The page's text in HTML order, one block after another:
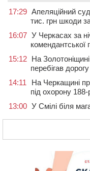
17:29 Апеляційний
тис. грн шкоди
16:07 У Черкасах за
комендантської
15:12 На
перебігав дорогу
14:11
На Черкащині
під охорону 188-
13:00 У Смілі біля
У Черкасах
п’ятиповерховий
Не вистачає
потрібно знати